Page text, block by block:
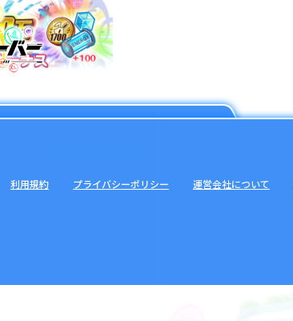
利用規約 プライバシーポリシー 運営会社について